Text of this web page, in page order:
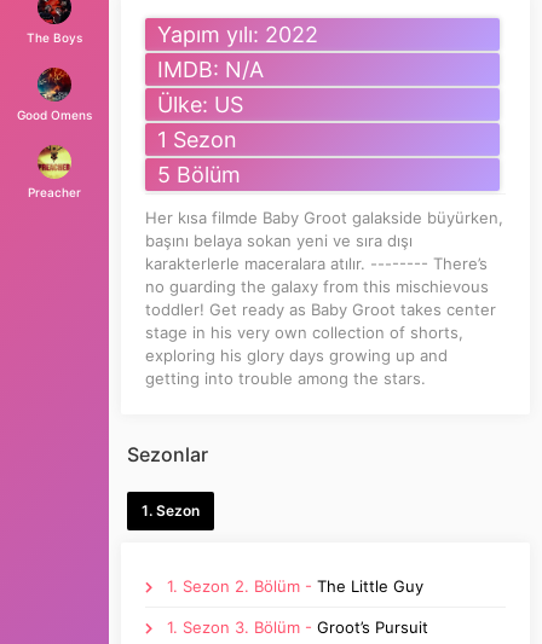
The Boys
Good Omens
Preacher
Yapım yılı: 2022
IMDB: N/A
Ülke: US
1 Sezon
5 Bölüm
Her kısa filmde Baby Groot galakside büyürken,
başını belaya sokan yeni ve sıra dışı
karakterlerle maceralara atılır. -------- There’s
no guarding the galaxy from this mischievous
toddler! Get ready as Baby Groot takes center
stage in his very own collection of shorts,
exploring his glory days growing up and
getting into trouble among the stars.
Sezonlar
1. Sezon
1. Sezon 2. Bölüm - The Little Guy
1. Sezon 3. Bölüm - Groot’s Pursuit